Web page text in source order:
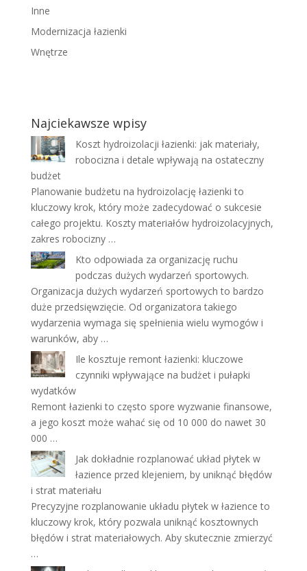
Inne
Modernizacja łazienki
Wnętrze
Najciekawsze wpisy
Koszt hydroizolacji łazienki: jak materiały,
robocizna i detale wpływają na ostateczny
budżet
Planowanie budżetu na hydroizolację łazienki to
kluczowy krok, który może zadecydować o sukcesie
całego projektu. Koszty materiałów hydroizolacyjnych,
zakres robocizny …
Kto odpowiada za organizację ruchu
podczas dużych wydarzeń sportowych.
Organizacja dużych wydarzeń sportowych to bardzo
duże przedsięwzięcie. Od organizatora takiego
wydarzenia wymaga się spełnienia wielu wymogów i
warunków, aby …
Ile kosztuje remont łazienki: kluczowe
czynniki wpływające na budżet i pułapki
wydatków
Remont łazienki to często spore wyzwanie finansowe,
a jego koszt może wahać się od 10 000 do nawet 30
000 …
Jak dokładnie rozplanować układ płytek w
łazience przed klejeniem, by uniknąć błędów
i strat materiału
Precyzyjne rozplanowanie układu płytek w łazience to
kluczowy krok, który pozwala uniknąć kosztownych
błędów i strat materiałowych. Aby skutecznie zmierzyć
…